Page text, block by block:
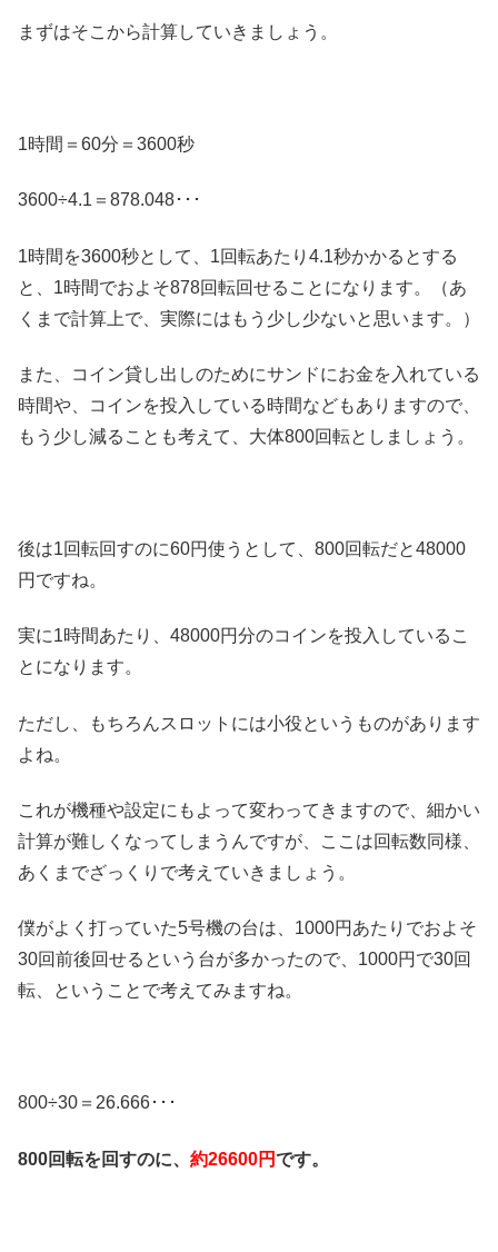
まずはそこから計算していきましょう。
1時間＝60分＝3600秒
3600÷4.1＝878.048･･･
1時間を3600秒として、1回転あたり4.1秒かかるとする
と、1時間でおよそ878回転回せることになります。（あ
くまで計算上で、実際にはもう少し少ないと思います。）
また、コイン貸し出しのためにサンドにお金を入れている
時間や、コインを投入している時間などもありますので、
もう少し減ることも考えて、大体800回転としましょう。
後は1回転回すのに60円使うとして、800回転だと48000
円ですね。
実に1時間あたり、48000円分のコインを投入しているこ
とになります。
ただし、もちろんスロットには小役というものがあります
よね。
これが機種や設定にもよって変わってきますので、細かい
計算が難しくなってしまうんですが、ここは回転数同様、
あくまでざっくりで考えていきましょう。
僕がよく打っていた5号機の台は、1000円あたりでおよそ
30回前後回せるという台が多かったので、1000円で30回
転、ということで考えてみますね。
800÷30＝26.666･･･
800回転を回すのに、 約26600円です。